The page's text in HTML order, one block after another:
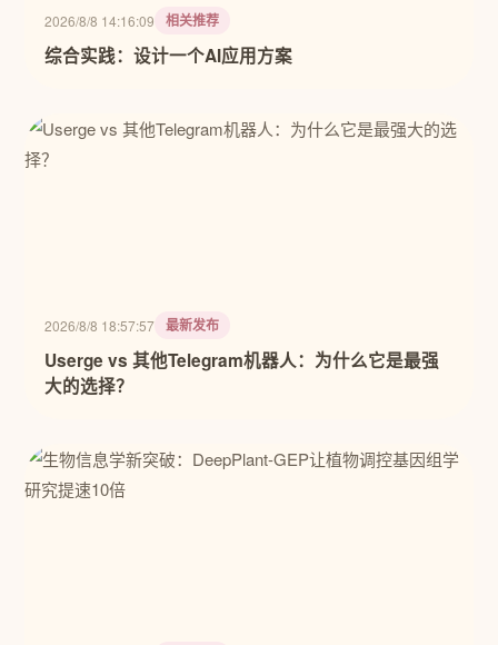
2026/8/8 14:16:09 相关推荐
综合实践：设计一个AI应用方案
2026/8/8 18:57:57 最新发布
Userge vs 其他Telegram机器人：为什么它是最强
大的选择？